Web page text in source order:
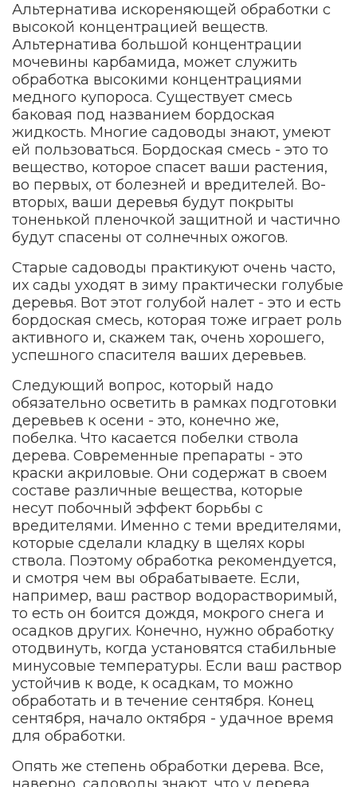
Альтернатива искореняющей обработки с
высокой концентрацией веществ.
Альтернатива большой концентрации
мочевины карбамида, может служить
обработка высокими концентрациями
медного купороса. Существует смесь
баковая под названием бордоская
жидкость. Многие садоводы знают, умеют
ей пользоваться. Бордоская смесь - это то
вещество, которое спасет ваши растения,
во первых, от болезней и вредителей. Во-
вторых, ваши деревья будут покрыты
тоненькой пленочкой защитной и частично
будут спасены от солнечных ожогов.
Старые садоводы практикуют очень часто,
их сады уходят в зиму практически голубые
деревья. Вот этот голубой налет - это и есть
бордоская смесь, которая тоже играет роль
активного и, скажем так, очень хорошего,
успешного спасителя ваших деревьев.
Следующий вопрос, который надо
обязательно осветить в рамках подготовки
деревьев к осени - это, конечно же,
побелка. Что касается побелки ствола
дерева. Современные препараты - это
краски акриловые. Они содержат в своем
составе различные вещества, которые
несут побочный эффект борьбы с
вредителями. Именно с теми вредителями,
которые сделали кладку в щелях коры
ствола. Поэтому обработка рекомендуется,
и смотря чем вы обрабатываете. Если,
например, ваш раствор водорастворимый,
то есть он боится дождя, мокрого снега и
осадков других. Конечно, нужно обработку
отодвинуть, когда установятся стабильные
минусовые температуры. Если ваш раствор
устойчив к воде, к осадкам, то можно
обработать и в течение сентября. Конец
сентября, начало октября - удачное время
для обработки.
Опять же степень обработки дерева. Все,